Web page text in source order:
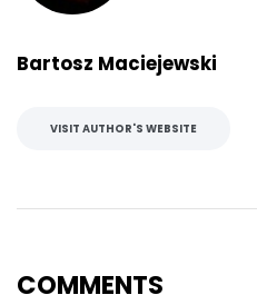
Bartosz Maciejewski
VISIT AUTHOR'S WEBSITE
COMMENTS